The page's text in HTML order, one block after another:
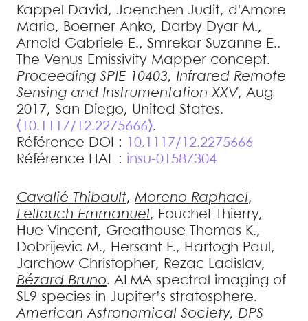
Kappel
David , Jaenchen Judit, d'Amore
Mario, Boerner Anko, Darby Dyar M.,
Arnold Gabriele E., Smrekar Suzanne E..
The Venus Emissivity Mapper concept.
Proceeding SPIE 10403, Infrared Remote
Sensing and Instrumentation XXV, Aug
2017, San Diego, United States.
⟨10.1117/12.2275666⟩.
Référence DOI :
10.1117/12.2275666
Référence HAL : insu-01587304
Cavalié Thibault, Moreno Raphael,
Lellouch Emmanuel, Fouchet Thierry,
Hue Vincent, Greathouse Thomas K.,
Dobrijevic M., Hersant F., Hartogh Paul ,
Jarchow Christopher, Rezac Ladislav,
Bézard Bruno. ALMA spectral imaging of
SL9 species in Jupiter’s stratosphere.
American Astronomical Society, DPS